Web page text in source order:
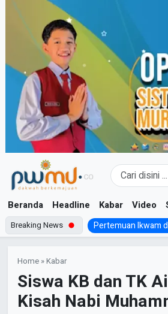
Beranda Headline Kabar Video
Breaking News Pertemuan Ikwam
Home »Kabar
Siswa KB dan TK
Kisah Nabi